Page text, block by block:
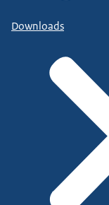
Downloads